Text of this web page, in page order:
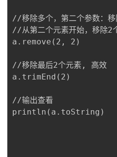
//移除多个，第二个参数：移
//从第二个元素开始，移除2
a.remove(2, 2)
//移除最后2个元素, 高效
a.trimEnd(2)
//输出查看
println(a.toString)